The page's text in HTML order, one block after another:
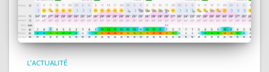
L'ACTUALITÉ